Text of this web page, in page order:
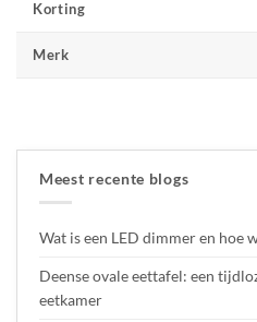
Korting
Merk
Meest recente blogs
Wat is een LED dimmer en hoe
Deense ovale eettafel: een
eetkamer